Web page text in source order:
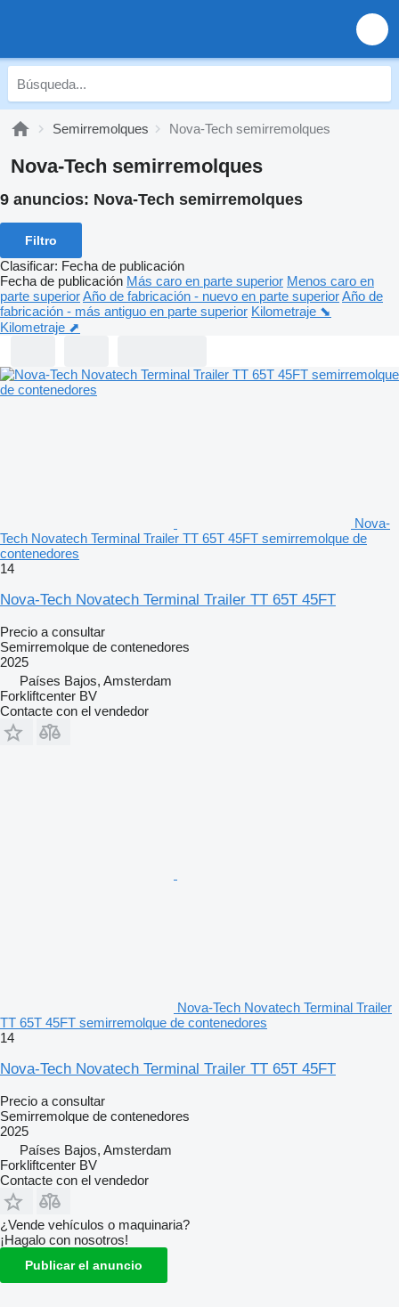
Semirremolques Nova-Tech semirremolques
Nova-Tech semirremolques
9 anuncios: Nova-Tech semirremolques
Filtro
Clasificar: Fecha de publicación
Fecha de publicación Más caro en parte superior Menos caro en
parte superiorAño de fabricación - nuevo en parte superiorAño de
fabricación - más antiguo en parte superior Kilometraje ⬊
Kilometraje ⬈
Nova-
Tech Novatech Terminal Trailer TT 65T 45FT semirremolque de
contenedores
14
Nova-Tech Novatech Terminal Trailer TT 65T 45FT
Precio a consultar
Semirremolque de contenedores
2025
Países Bajos, Amsterdam
Forkliftcenter BV
Contacte con el vendedor
Nova-Tech Novatech Terminal Trailer
TT 65T 45FT semirremolque de contenedores
14
Nova-Tech Novatech Terminal Trailer TT 65T 45FT
Precio a consultar
Semirremolque de contenedores
2025
Países Bajos, Amsterdam
Forkliftcenter BV
Contacte con el vendedor
¿Vende vehículos o maquinaria?
¡Hagalo con nosotros!
Publicar el anuncio